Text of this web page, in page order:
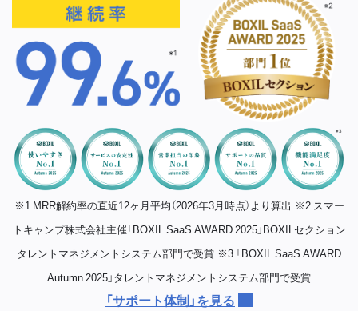
※1 MRR解約率の直近12ヶ月平均（2026年3月時点）より算出 ※2 スマー
トキャンプ株式会社主催「BOXIL SaaS AWARD 2025」BOXILセクション
タレントマネジメントシステム部門で受賞 ※3 「BOXIL SaaS AWARD
Autumn 2025」タレントマネジメントシステム部門で受賞
「サポート体制」を見る